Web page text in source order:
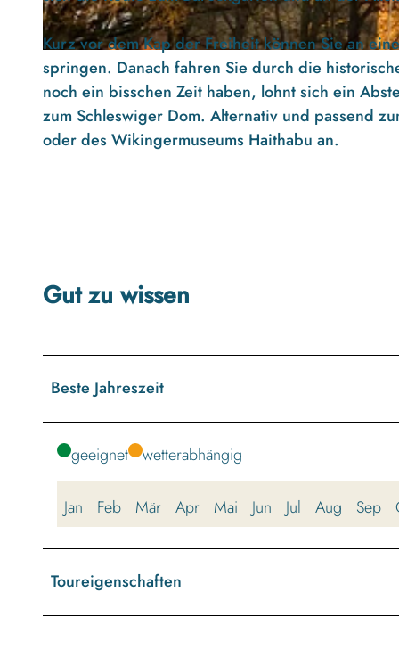
Kurz vor dem Kap der Freiheit können Sie an
springen. Danach fahren Sie durch die
noch ein bisschen Zeit haben, lohnt sich ein
zum Schleswiger Dom. Alternativ und passend
oder des Wikingermuseums Haithabu an.
Gut zu wissen
Beste Jahreszeit
geeignet wetterabhängig
Jan Feb Mär Apr Mai Jun Jul Aug Sep
Toureigenschaften